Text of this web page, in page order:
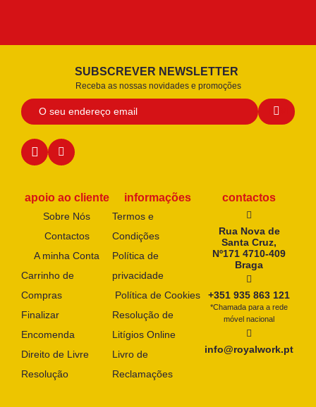
SUBSCREVER NEWSLETTER
Receba as nossas novidades e promoções
apoio ao cliente
Sobre Nós
Contactos
A minha Conta
Carrinho de
Compras
Finalizar
Encomenda
Direito de Livre
Resolução
informações
Termos e
Condições
Política de
privacidade
Política de Cookies
Resolução de
Litígios Online
Livro de
Reclamações
contactos
Rua Nova de
Santa Cruz,
Nº171 4710-409
Braga
+351 935 863 121
*Chamada para a rede
móvel nacional
info@royalwork.pt